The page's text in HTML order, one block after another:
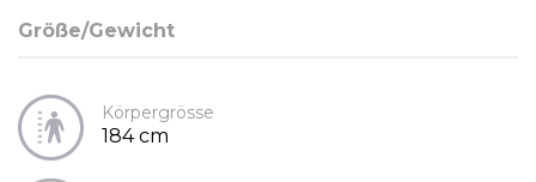
Größe/Gewicht
Körpergrösse
184 cm